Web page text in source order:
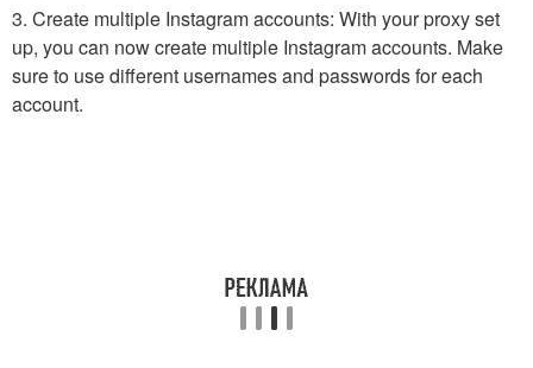
3. Create multiple Instagram accounts: With your proxy set
up, you can now create multiple Instagram accounts. Make
sure to use different usernames and passwords for each
account.